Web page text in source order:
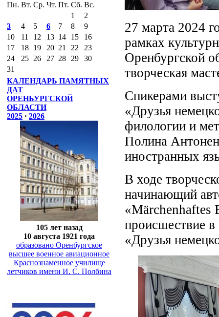
Пн. Вт. Ср. Чт. Пт. Сб. Вс.
1
2
3
4 5 6 7 8
9
10
11 12 13 14 15
16
17
18 19 20 21 22
23
24
25 26 27 28 29
30
31
КАЛЕНДАРЬ ПАМЯТНЫХ
ДАТ
ОРЕНБУРГСКОЙ
ОБЛАСТИ
2025 · 2026
105 лет назад
10 августа 1921 года
образовано Оренбургское
высшее военное авиационное
Краснознаменное училище
летчиков имени И. С. Полбина
27 марта 2024
рамках
Оренбургской
творческая
Спикерами
«Друзья
филологии и
Полина
иностранных
В ходе
начинающий
«Märchenhaftes
происшествие
«Друзья